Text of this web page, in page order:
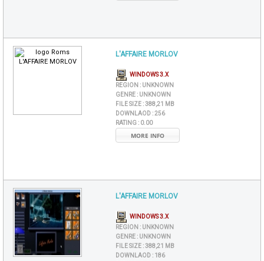
L'AFFAIRE MORLOV
WINDOWS 3.X
REGION : UNKNOWN
GENRE : UNKNOWN
FILE SIZE :388,21 MB
DOWNLAOD :256
RATING : 0.00
MORE INFO
L'AFFAIRE MORLOV
WINDOWS 3.X
REGION : UNKNOWN
GENRE : UNKNOWN
FILE SIZE :388,21 MB
DOWNLAOD : 186